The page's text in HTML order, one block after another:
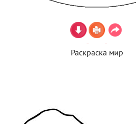
Раскраска мир